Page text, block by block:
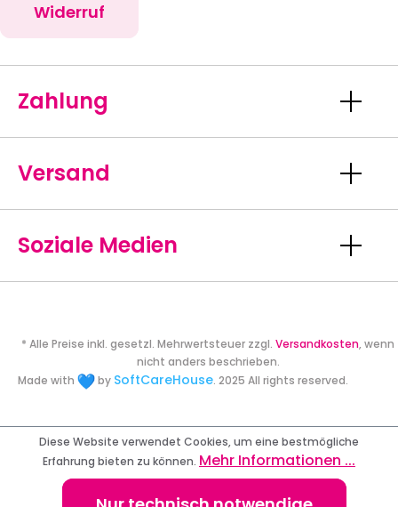
Widerruf
Zahlung
Versand
Soziale Medien
* Alle Preise inkl. gesetzl. Mehrwertsteuer zzgl. Versandkosten, wenn
nicht anders beschrieben.
Made with
by SoftCareHouse. 2025 All rights reserved.
Diese Website verwendet Cookies, um eine bestmögliche
Erfahrung bieten zu können. Mehr Informationen ...